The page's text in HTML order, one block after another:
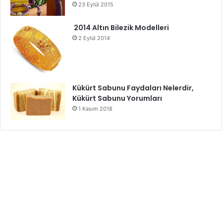
23 Eylül 2015
2014 Altın Bilezik Modelleri
2 Eylül 2014
Kükürt Sabunu Faydaları Nelerdir,
Kükürt Sabunu Yorumları
1 Kasım 2018